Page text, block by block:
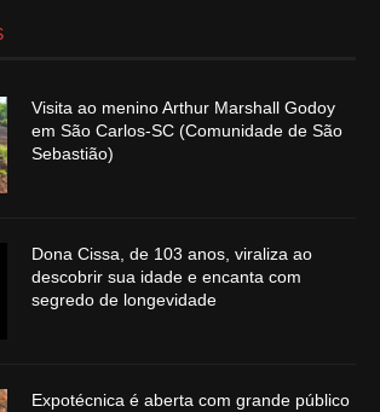
Visita ao menino Arthur Marshall Godoy
em São Carlos-SC (Comunidade de São
Sebastião)
Dona Cissa, de 103 anos, viraliza ao
descobrir sua idade e encanta com
segredo de longevidade
Expotécnica é aberta com grande público